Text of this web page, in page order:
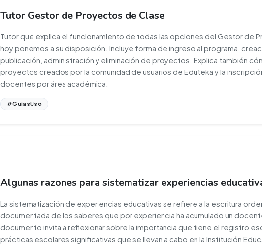
Tutor Gestor de Proyectos de Clase
Tutor que explica el funcionamiento de todas las opciones del Gestor de
hoy ponemos a su disposición. Incluye forma de ingreso al programa,
publicación, administración y eliminación de proyectos. Explica también
proyectos creados por la comunidad de usuarios de Eduteka y la
docentes por área académica.
#GuiasUso
Algunas razones para sistematizar experiencias
La sistematización de experiencias educativas se refiere a la escritura
documentada de los saberes que por experiencia ha acumulado un
documento invita a reflexionar sobre la importancia que tiene el registro
prácticas escolares significativas que se llevan a cabo en la Institución